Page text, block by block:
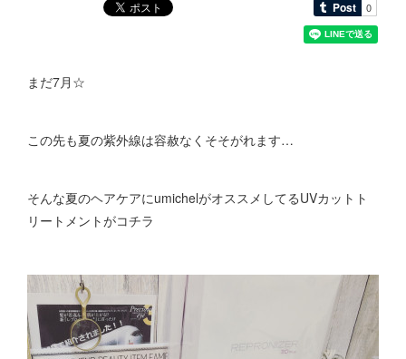
まだ7月☆
この先も夏の紫外線は容赦なくそそがれます…
そんな夏のヘアケアにumichelがオススメしてるUVカットト
リートメントがコチラ